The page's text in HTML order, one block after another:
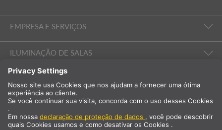
EMPRESA E SERVIÇOS
ILUMINAÇÃO DE SALAS
Internacional
PT
Portugal